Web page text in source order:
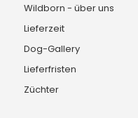
Wildborn - über uns
Lieferzeit
Dog-Gallery
Lieferfristen
Züchter